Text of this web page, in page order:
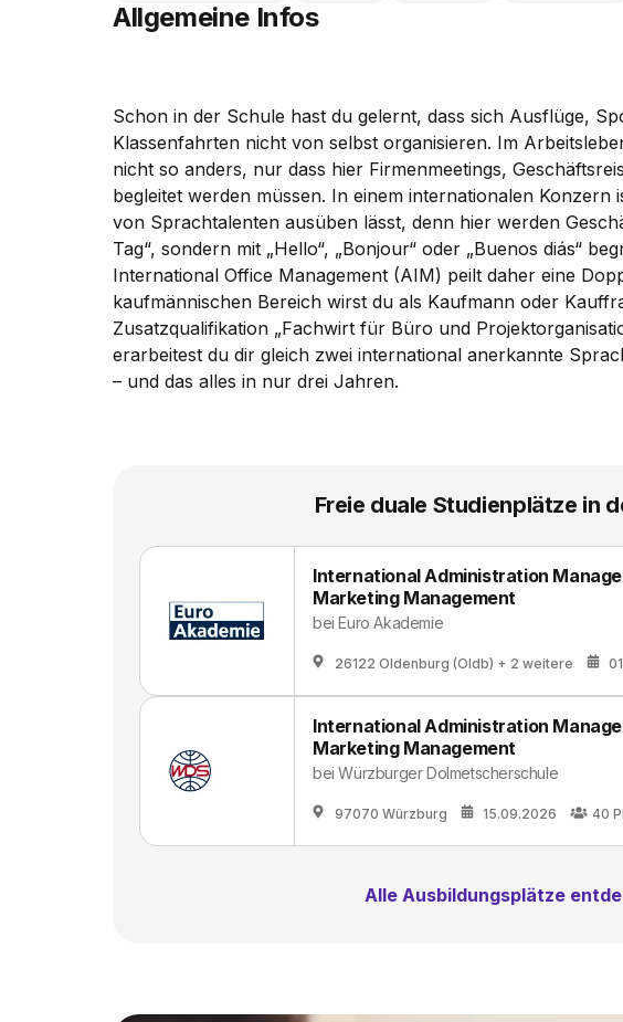
Allgemeine Infos
Schon in der Schule hast du gelernt, dass sich Ausflüge,
Klassenfahrten nicht von selbst organisieren. Im
nicht so anders, nur dass hier Firmenmeetings,
begleitet werden müssen. In einem internationalen Konzern
von Sprachtalenten ausüben lässt, denn hier werden
Tag“, sondern mit „Hello“, „Bonjour“ oder „Buenos diás“
International Office Management (AIM) peilt daher eine
kaufmännischen Bereich wirst du als Kaufmann oder
Zusatzqualifikation „Fachwirt für Büro und
erarbeitest du dir gleich zwei international anerkannte
– und das alles in nur drei Jahren.
Freie duale Studienplätze in
International Administration
Marketing Management
beiEuro Akademie
26122 Oldenburg (Oldb) + 2 weitere
International Administration
Marketing Management
beiWürzburger Dolmetscherschule
97070 Würzburg 15.09.2026 40
Alle Ausbildungsplätze